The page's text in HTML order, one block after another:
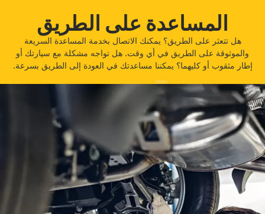
المساعدة على الطريق
‏هل تتعثر على الطريق؟‏ ‏يمكنك الاتصال بخدمة المساعدة السريعة
والموثوقة على الطريق في أي وقت.‏ ‏هل تواجه مشكلة مع سيارتك أو
إطار مثقوب أو كليهما؟‏ ‏يمكننا مساعدتك في العودة إلى الطريق بسرعة.‏